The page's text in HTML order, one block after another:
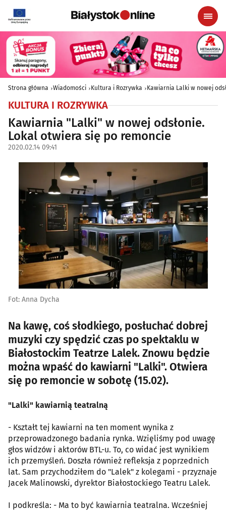
Strona główna Wiadomości Kultura i Rozrywka Kawiarnia Lalki w nowej
KULTURA I ROZRYWKA
Kawiarnia "Lalki" w nowej odsłonie.
Lokal otwiera się po remoncie
2020.02.14 09:41
Fot: Anna Dycha
Na kawę, coś słodkiego, posłuchać dobrej
muzyki czy spędzić czas po spektaklu w
Białostockim Teatrze Lalek. Znowu będzie
można wpaść do kawiarni "Lalki". Otwiera
się po remoncie w sobotę (15.02).
"Lalki" kawiarnią teatralną
- Kształt tej kawiarni na ten moment wynika z
przeprowadzonego badania rynka. Wzięliśmy pod uwagę
głos widzów i aktorów BTL-u. To, co widać jest wynikiem
ich przemyśleń. Doszła również refleksja z poprzednich
lat. Sam przychodziłem do "Lalek" z kolegami - przyznaje
Jacek Malinowski, dyrektor Białostockiego Teatru Lalek.
I podkreśla: - Ma to być kawiarnia teatralna. Wcześniej